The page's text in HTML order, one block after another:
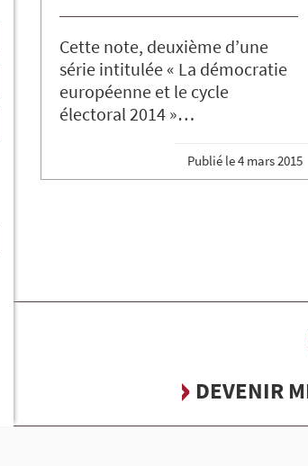
Cette note, deuxième d’une
série intitulée « La démocratie
européenne et le cycle
électoral 2014 »…
Publié le4 mars 2015
DEVENIR